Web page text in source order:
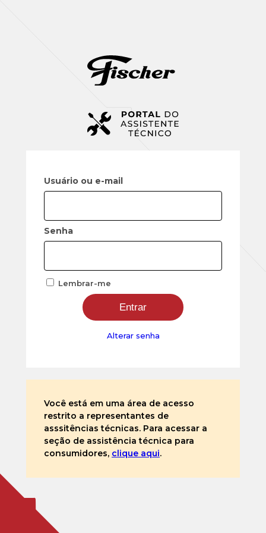
Usuário ou e-mail
Senha
Lembrar-me
Alterar senha
Você está em uma área de acesso
restrito a representantes de
asssitências técnicas. Para acessar a
seção de assistência técnica para
consumidores, clique aqui.